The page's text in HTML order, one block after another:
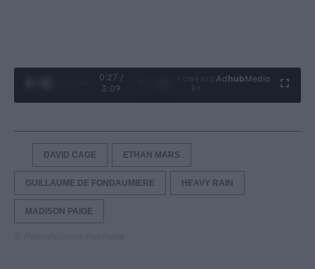
0:28 /
3:09
Ad hubMedia
DAVID CAGE ETHAN MARS
GUILLAUME DE FONDAUMIERE HEAVY RAIN
MADISON PAIGE